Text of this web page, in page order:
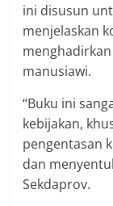
ini disusun
menjelaskan
manusiawi.
“Buku ini
kebijakan,
pengentasan
dan
Sekdaprov.